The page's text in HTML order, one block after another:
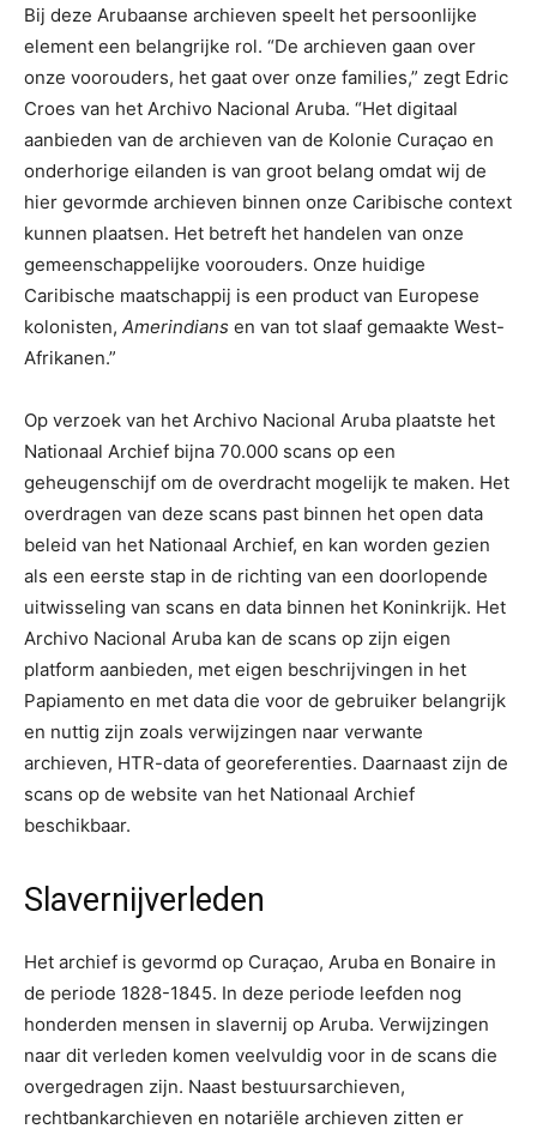
Bij deze Arubaanse archieven speelt het persoonlijke
element een belangrijke rol. “De archieven gaan over
onze voorouders, het gaat over onze families,” zegt Edric
Croes van het Archivo Nacional Aruba. “Het digitaal
aanbieden van de archieven van de Kolonie Curaçao en
onderhorige eilanden is van groot belang omdat wij de
hier gevormde archieven binnen onze Caribische context
kunnen plaatsen. Het betreft het handelen van onze
gemeenschappelijke voorouders. Onze huidige
Caribische maatschappij is een product van Europese
kolonisten, Amerindians en van tot slaaf gemaakte West-
Afrikanen.”
Op verzoek van het Archivo Nacional Aruba plaatste het
Nationaal Archief bijna 70.000 scans op een
geheugenschijf om de overdracht mogelijk te maken. Het
overdragen van deze scans past binnen het open data
beleid van het Nationaal Archief, en kan worden gezien
als een eerste stap in de richting van een doorlopende
uitwisseling van scans en data binnen het Koninkrijk. Het
Archivo Nacional Aruba kan de scans op zijn eigen
platform aanbieden, met eigen beschrijvingen in het
Papiamento en met data die voor de gebruiker belangrijk
en nuttig zijn zoals verwijzingen naar verwante
archieven, HTR-data of georeferenties. Daarnaast zijn de
scans op de website van het Nationaal Archief
beschikbaar.
Slavernijverleden
Het archief is gevormd op Curaçao, Aruba en Bonaire in
de periode 1828-1845. In deze periode leefden nog
honderden mensen in slavernij op Aruba. Verwijzingen
naar dit verleden komen veelvuldig voor in de scans die
overgedragen zijn. Naast bestuursarchieven,
rechtbankarchieven en notariële archieven zitten er